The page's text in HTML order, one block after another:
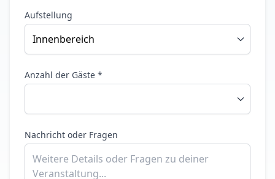
Aufstellung
Anzahl der Gäste *
Nachricht oder Fragen